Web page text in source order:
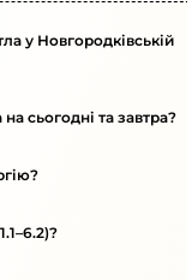
у Новгородківській
сьогодні та завтра?